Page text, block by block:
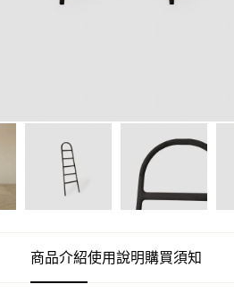
商品介紹使用說明購買須知